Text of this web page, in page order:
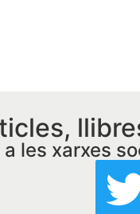
les xarxes